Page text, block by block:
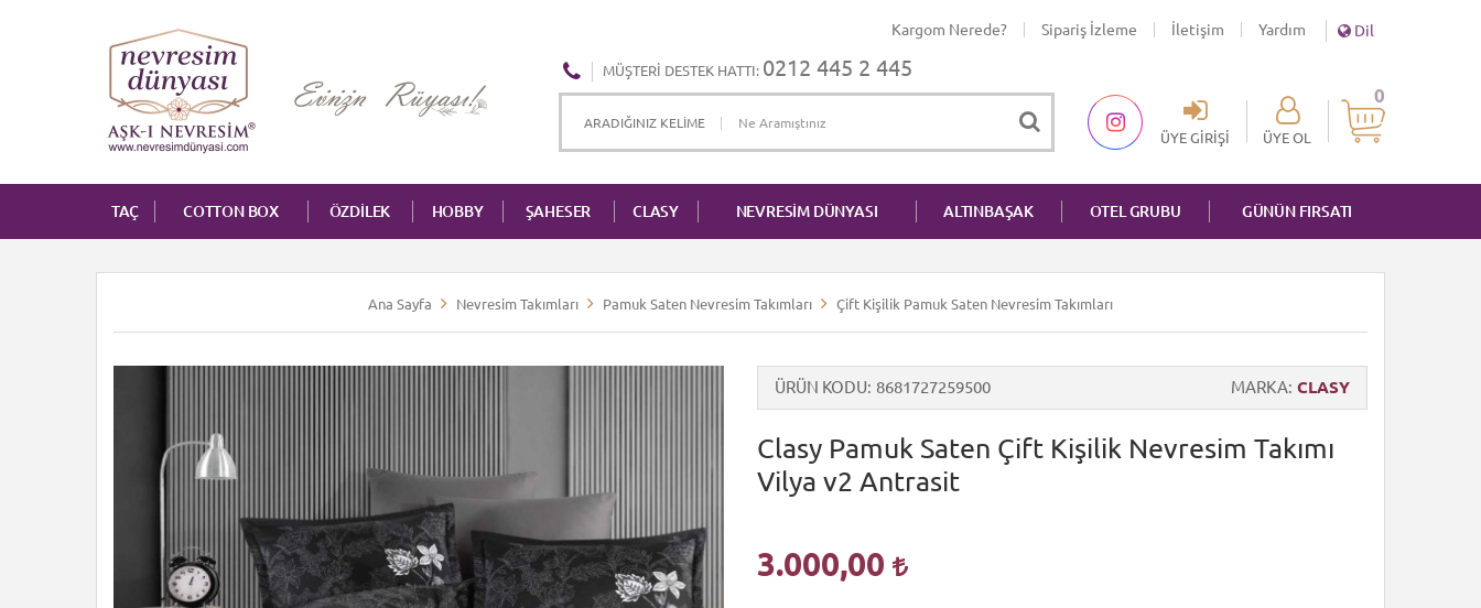
Kargom Nerede? Sipariş İzleme İletişim Yardım Dil
0
ÜYE GIRIŞI ÜYE OL
MÜŞTERI DESTEK HATTI: 0212 445 2 445
TAÇ COTTON BOX ÖZDİLEK HOBBY ŞAHESER CLASY NEVRESİM DÜNYASI ALTINBAŞAK OTEL GRUBU GÜNÜN FIRSATI
Ana Sayfa Nevresim Takımları Pamuk Saten Nevresim Takımları Çift Kişilik Pamuk Saten Nevresim Takımları
ÜRÜN KODU 8681727259500 MARKA CLASY
Clasy Pamuk Saten Çift Kişilik Nevresim Takımı
Vilya v2 Antrasit
3.000,00